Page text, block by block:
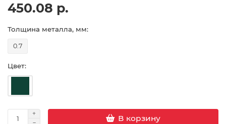
450.08 р.
Толщина металла, мм:
0.7
Цвет:
В корзину